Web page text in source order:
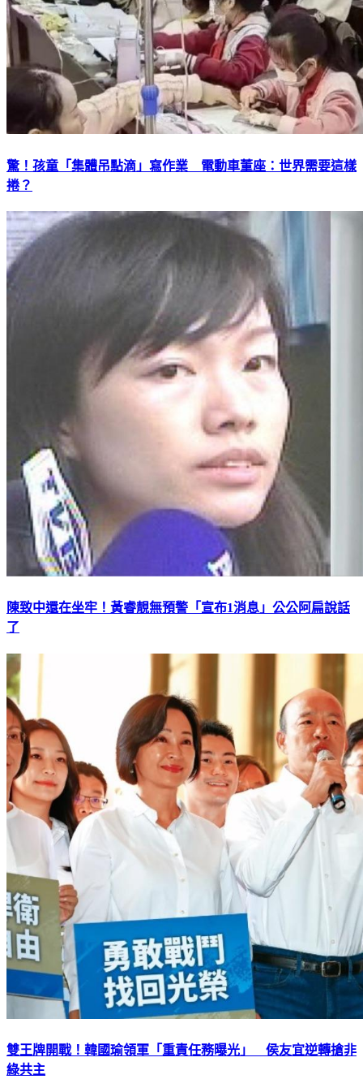
驚！孩童「集體吊點滴」寫作業 電動車董座：世界需要這樣
捲？
陳致中還在坐牢！黃睿靚無預警「宣布1消息」公公阿扁說話
了
雙王牌開戰！韓國瑜領軍「重責任務曝光」 侯友宜逆轉搶非
綠共主